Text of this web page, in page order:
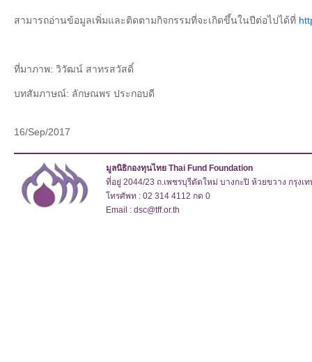
สามารถอ่านข้อมูลเพิ่มและติดตามกิจกรรมที่จะเกิดขึ้นในปีต่อไปได้ที่
ที่มาภาพ: วิวัฒน์ สาทรสวัสดิ์
บทสัมภาษณ์: ลักษณพร ประกอบดี
16/Sep/2017
มูลนิธิกองทุนไทย Thai Fund Foundation
ที่อยู่ 2044/23 ถ.เพชรบุรีตัดใหม่ บางกะปิ ห้วยขวาง กรุงเ
โทรศัพท : 02 314 4112 กด 0
Email : dsc@tff.or.th